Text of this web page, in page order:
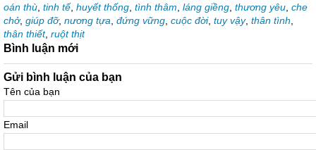
oán thù tinh tế, huyết thống tình thâm láng giềng thương yêu che
chở, giúp đỡ, nương tựa đứng vững cuộc đời, tuy vậy, thân tình
thân thiết, ruột thịt
Bình luận mới
Gửi bình luận của bạn
Tên của bạn
Email